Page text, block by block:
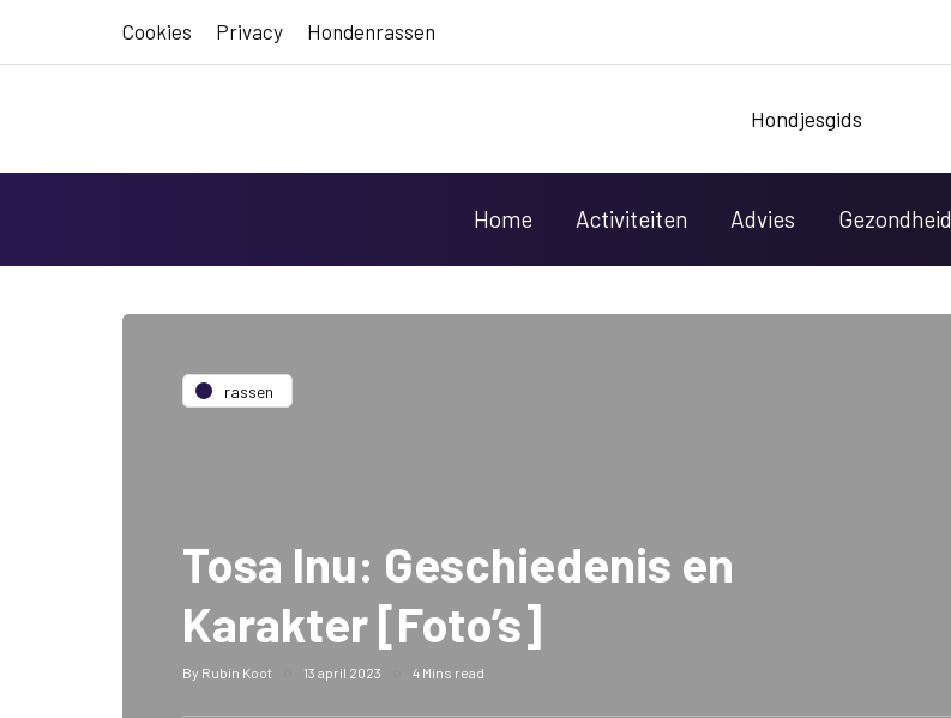
Cookies Privacy Hondenrassen
Hondjesgids
Home Activiteiten Advies Gezondheid
rassen
Tosa Inu: Geschiedenis en
Karakter [Foto’s]
By Rubin Koot 13 april 2023 4 Mins read